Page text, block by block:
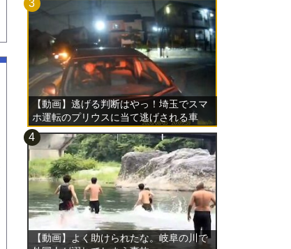
【動画】逃げる判断はやっ！埼玉でスマ
ホ運転のプリウスに当て逃げされる車
載。
【動画】よく助けられたな。岐阜の川で